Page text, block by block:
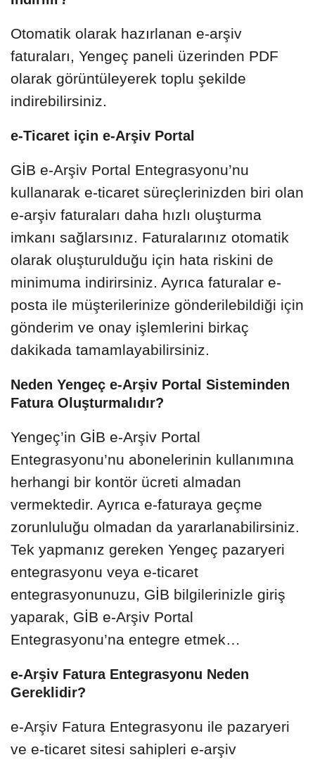
Otomatik olarak hazırlanan e-arşiv
faturaları, Yengeç paneli üzerinden PDF
olarak görüntüleyerek toplu şekilde
indirebilirsiniz.
e-Ticaret için e-Arşiv Portal
GİB e-Arşiv Portal Entegrasyonu’nu
kullanarak e-ticaret süreçlerinizden biri olan
e-arşiv faturaları daha hızlı oluşturma
imkanı sağlarsınız. Faturalarınız otomatik
olarak oluşturulduğu için hata riskini de
minimuma indirirsiniz. Ayrıca faturalar e-
posta ile müşterilerinize gönderilebildiği için
gönderim ve onay işlemlerini birkaç
dakikada tamamlayabilirsiniz.
Neden Yengeç e-Arşiv Portal Sisteminden
Fatura Oluşturmalıdır?
Yengeç’in GİB e-Arşiv Portal
Entegrasyonu’nu abonelerinin kullanımına
herhangi bir kontör ücreti almadan
vermektedir. Ayrıca e-faturaya geçme
zorunluluğu olmadan da yararlanabilirsiniz.
Tek yapmanız gereken Yengeç pazaryeri
entegrasyonu veya e-ticaret
entegrasyonunuzu, GİB bilgilerinizle giriş
yaparak, GİB e-Arşiv Portal
Entegrasyonu’na entegre etmek…
e-Arşiv Fatura Entegrasyonu Neden
Gereklidir?
e-Arşiv Fatura Entegrasyonu ile pazaryeri
ve e-ticaret sitesi sahipleri e-arşiv